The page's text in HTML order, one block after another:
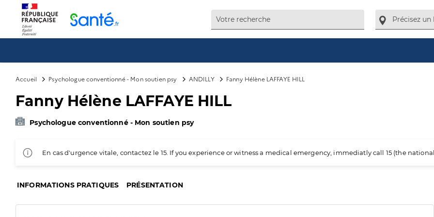
Accueil Psychologue conventionné - Mon soutien psy ANDILLY Fanny Hélène LAFFAYE HILL
Fanny Hélène LAFFAYE HILL
Psychologue conventionné - Mon soutien psy
En cas d'urgence vitale, contactez le 15. If you experience or witness a medical emergency, immediatly call 15 (the
INFORMATIONS PRATIQUES PRÉSENTATION
Panneau de gestion des cookies